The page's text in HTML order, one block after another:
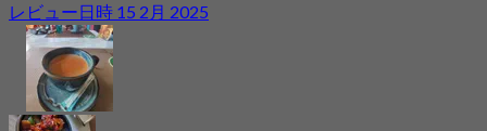
レビュー日時 15 2月 2025